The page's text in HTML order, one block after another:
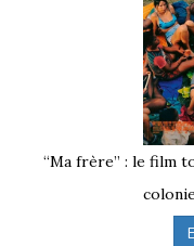
“Ma frère” : le film